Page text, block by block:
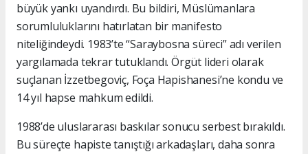
büyük yankı uyandırdı. Bu bildiri, Müslümanlara
sorumluluklarını hatırlatan bir manifesto
niteliğindeydi. 1983’te “Saraybosna süreci” adı verilen
yargılamada tekrar tutuklandı. Örgüt lideri olarak
suçlanan İzzetbegoviç, Foça Hapishanesi’ne kondu ve
14 yıl hapse mahkum edildi.
1988’de uluslararası baskılar sonucu serbest bırakıldı.
Bu süreçte hapiste tanıştığı arkadaşları, daha sonra